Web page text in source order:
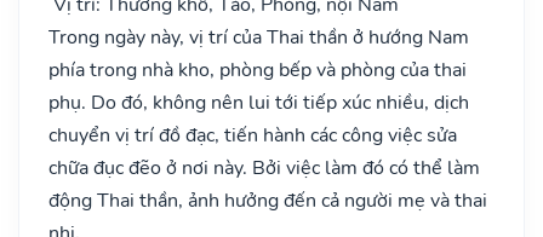
Trong ngày này, vị trí của Thai thần ở hướng Nam
phía trong nhà kho, phòng bếp và phòng của thai
phụ. Do đó, không nên lui tới tiếp xúc nhiều, dịch
chuyển vị trí đồ đạc, tiến hành các công việc sửa
chữa đục đẽo ở nơi này. Bởi việc làm đó có thể làm
động Thai thần, ảnh hưởng đến cả người mẹ và thai